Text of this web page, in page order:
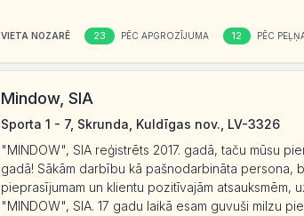
VIETA NOZARĒ 23 PĒC APGROZĪJUMA 12 PĒC
Mindow, SIA
Sporta 1 - 7, Skrunda, Kuldīgas nov., LV-3326
"MINDOW", SIA reģistrēts 2017. gadā, taču mūsu
gadā! Sākām darbību kā pašnodarbināta persona,
pieprasījumam un klientu pozitīvajām atsauksmēm,
"MINDOW", SIA. 17 gadu laikā esam guvuši milzu